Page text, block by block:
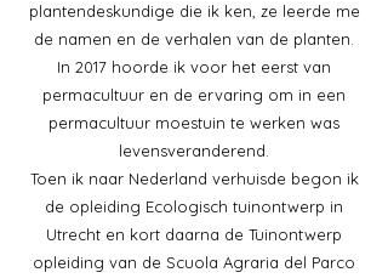
plantendeskundige die ik ken, ze leerde me
de namen en de verhalen van de planten.
In 2017 hoorde ik voor het eerst van
permacultuur en de ervaring om in een
permacultuur moestuin te werken was
levensveranderend.
Toen ik naar Nederland verhuisde begon ik
de opleiding Ecologisch tuinontwerp in
Utrecht en kort daarna de Tuinontwerp
opleiding van de Scuola Agraria del Parco